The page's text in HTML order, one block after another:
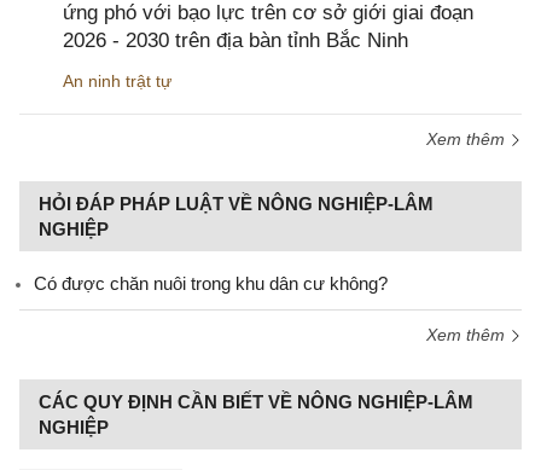
ứng phó với bạo lực trên cơ sở giới giai đoạn
2026 - 2030 trên địa bàn tỉnh Bắc Ninh
An ninh trật tự
Xem thêm
HỎI ĐÁP PHÁP LUẬT VỀ NÔNG NGHIỆP-LÂM
NGHIỆP
Có được chăn nuôi trong khu dân cư không?
Xem thêm
CÁC QUY ĐỊNH CẦN BIẾT VỀ NÔNG NGHIỆP-LÂM
NGHIỆP